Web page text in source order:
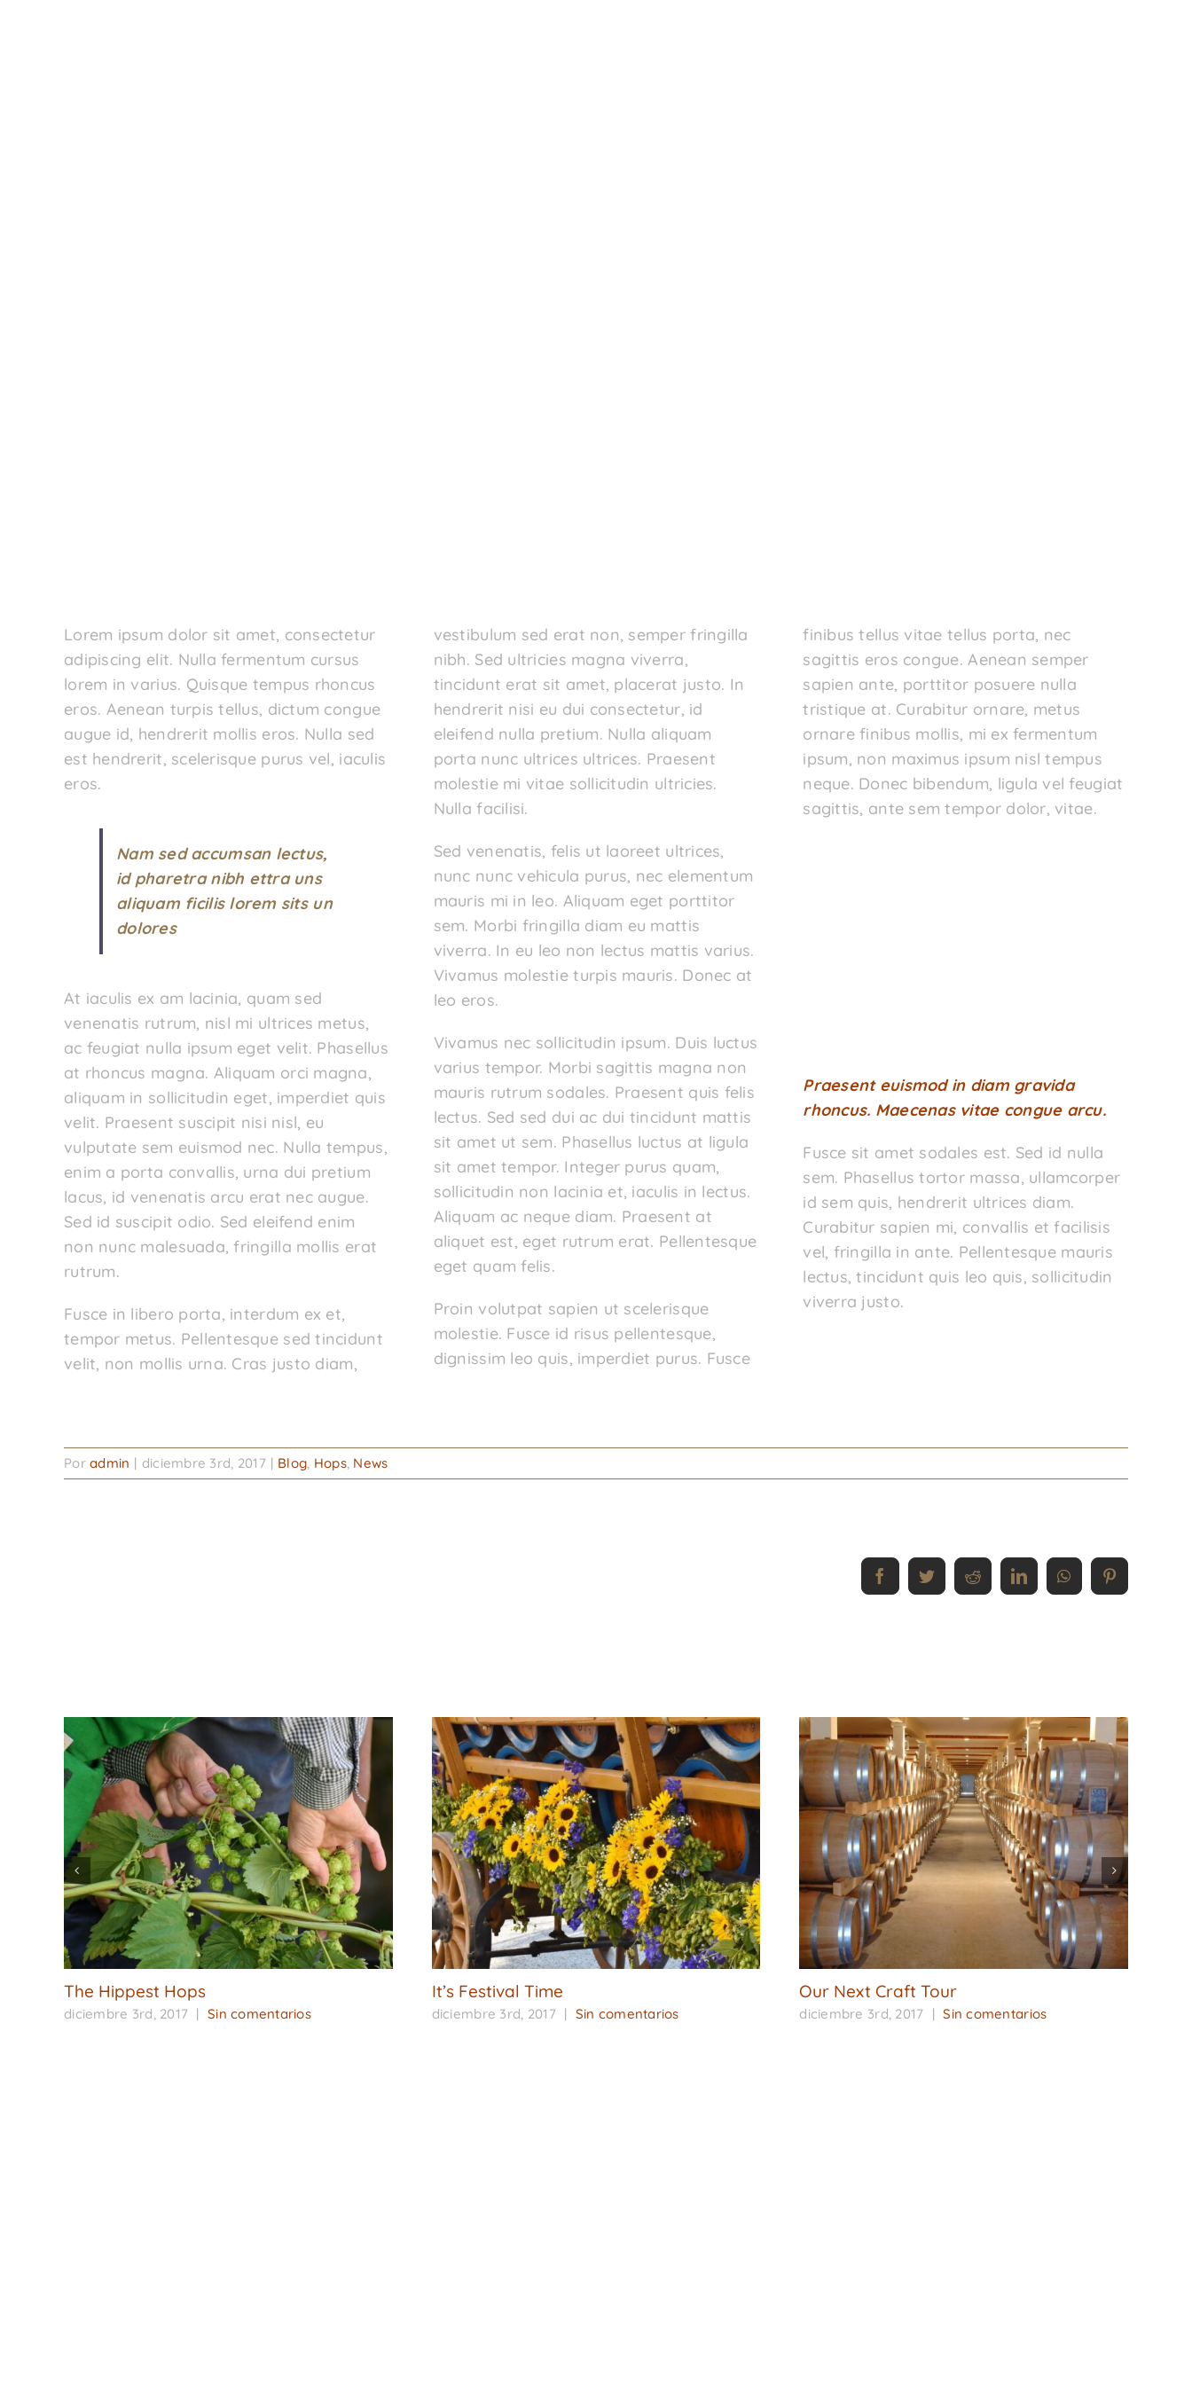
Lorem ipsum dolor sit amet, consectetur
adipiscing elit. Nulla fermentum cursus
lorem in varius. Quisque tempus rhoncus
eros. Aenean turpis tellus, dictum congue
augue id, hendrerit mollis eros. Nulla sed
est hendrerit, scelerisque purus vel, iaculis
eros.
Nam sed accumsan lectus,
id pharetra nibh ettra uns
aliquam ficilis lorem sits un
dolores
At iaculis ex am lacinia, quam sed
venenatis rutrum, nisl mi ultrices metus,
ac feugiat nulla ipsum eget velit. Phasellus
at rhoncus magna. Aliquam orci magna,
aliquam in sollicitudin eget, imperdiet quis
velit. Praesent suscipit nisi nisl, eu
vulputate sem euismod nec. Nulla tempus,
enim a porta convallis, urna dui pretium
lacus, id venenatis arcu erat nec augue.
Sed id suscipit odio. Sed eleifend enim
non nunc malesuada, fringilla mollis erat
rutrum.
Fusce in libero porta, interdum ex et,
tempor metus. Pellentesque sed tincidunt
velit, non mollis urna. Cras justo diam,
vestibulum sed erat non, semper fringilla
nibh. Sed ultricies magna viverra,
tincidunt erat sit amet, placerat justo. In
hendrerit nisi eu dui consectetur, id
eleifend nulla pretium. Nulla aliquam
porta nunc ultrices ultrices. Praesent
molestie mi vitae sollicitudin ultricies.
Nulla facilisi.
Sed venenatis, felis ut laoreet ultrices,
nunc nunc vehicula purus, nec elementum
mauris mi in leo. Aliquam eget porttitor
sem. Morbi fringilla diam eu mattis
viverra. In eu leo non lectus mattis varius.
Vivamus molestie turpis mauris. Donec at
leo eros.
Vivamus nec sollicitudin ipsum. Duis luctus
varius tempor. Morbi sagittis magna non
mauris rutrum sodales. Praesent quis felis
lectus. Sed sed dui ac dui tincidunt mattis
sit amet ut sem. Phasellus luctus at ligula
sit amet tempor. Integer purus quam,
sollicitudin non lacinia et, iaculis in lectus.
Aliquam ac neque diam. Praesent at
aliquet est, eget rutrum erat. Pellentesque
eget quam felis.
Proin volutpat sapien ut scelerisque
molestie. Fusce id risus pellentesque,
dignissim leo quis, imperdiet purus. Fusce
finibus tellus vitae tellus porta, nec
sagittis eros congue. Aenean semper
sapien ante, porttitor posuere nulla
tristique at. Curabitur ornare, metus
ornare finibus mollis, mi ex fermentum
ipsum, non maximus ipsum nisl tempus
neque. Donec bibendum, ligula vel feugiat
sagittis, ante sem tempor dolor, vitae.
Praesent euismod in diam gravida
rhoncus. Maecenas vitae congue arcu.
Fusce sit amet sodales est. Sed id nulla
sem. Phasellus tortor massa, ullamcorper
id sem quis, hendrerit ultrices diam.
Curabitur sapien mi, convallis et facilisis
vel, fringilla in ante. Pellentesque mauris
lectus, tincidunt quis leo quis, sollicitudin
viverra justo.
Poradmin diciembre 3rd, 2017 Blog, Hops, News
FacebookTwitterReddit LinkedInWhatsAppPinterest
The Hippest Hops
diciembre 3rd, 2017 | Sin comentarios
It’s Festival Time
diciembre 3rd, 2017 | Sin comentarios
Our Next Craft Tour
diciembre 3rd, 2017 | Sin comentarios